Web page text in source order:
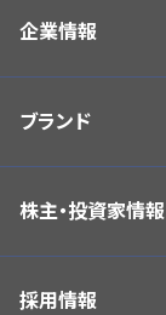
企業情報
ブランド
株主・投資家情報
採用情報